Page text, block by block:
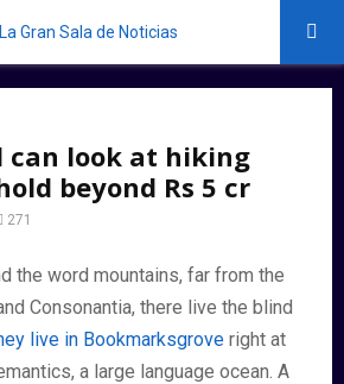
can look at hiking
beyond Rs 5 cr
271
the word mountains, far from the
Consonantia, there live the blind
live in Bookmarksgrove right at
a large language ocean. A